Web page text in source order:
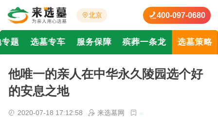
北京 400-097-0680
题 选墓专车 服务保障 殡葬一条龙 选墓策略
他唯一的亲人在中华永久陵园选个好
的安息之地
2020-07-18 17:12:58 来选墓网